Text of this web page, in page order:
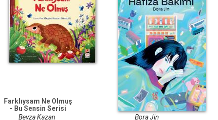
Farklıysam Ne Olmuş
- Bu Sensin Serisi
Beyza Kazan
Hafıza Bakımı
Bora Jin